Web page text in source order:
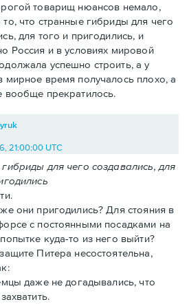
товарищ нюансов немало,
что странные гибриды для чего
для того и пригодились, и
Россия и в условиях мировой
успешно строить, а у
мирное время получалось плохо, а
вообще прекратилось.
21:00:00 UTC
для чего создавались, для
они пригодились? Для стояния в
с постоянными посадками на
куда-то из него выйти?
Питера несостоятельна,
даже не догадывались, что